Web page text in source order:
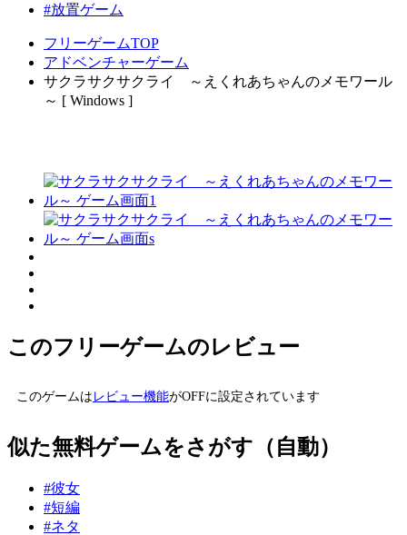
#放置ゲーム
フリーゲームTOP
アドベンチャーゲーム
サクラサクサクライ ～えくれあちゃんのメモワール
～ [ Windows ]
このフリーゲームのレビュー
このゲームは レビュー機能がOFFに設定されています
似た無料ゲームをさがす（自動）
#彼女
#短編
#ネタ